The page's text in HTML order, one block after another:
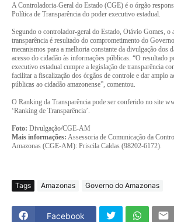
A Controladoria-Geral do Estado (CGE) é o órgão
Política de Transparência do poder executivo estadual.
Segundo o controlador-geral do Estado, Otávio Gomes, o
transparência é resultado do comprometimento do
mecanismos para a melhoria constante da divulgação dos
acesso do cidadão às informações públicas. “O resultado
executivo estadual cumpre a legislação de transparência
facilitar a fiscalização dos órgãos de controle e dar amplo
públicas ao cidadão amazonense”, comentou.
O Ranking da Transparência pode ser conferido no site
‘Ranking de Transparência’.
Foto: Divulgação/CGE-AM
Mais informações: Assessoria de Comunicação da
Amazonas (CGE-AM): Priscila Caldas (98202-6172).
Tags Amazonas Governo do Amazonas
Facebook